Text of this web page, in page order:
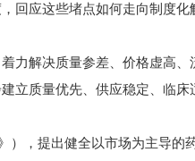
回应这些堵点如何走向制度化
解决质量参差、价格虚高、
立质量优先、供应稳定、临
，提出健全以市场为主导的